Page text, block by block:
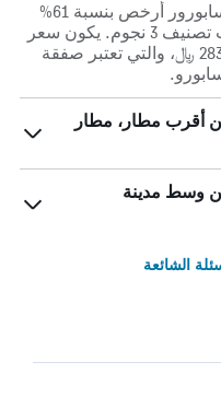
متوسط سعر الليلة في فريم هوتل سابورور أرخص بنسبة 61%
عن الوسطي في سابورو لفنادق ذات تصنيف 3 نجوم. يكون سعر
الليلة في فريم هوتل سابورور عادة 283 ﷼، والتي تعتبر صفقة
أقرب مطار، مطار
وسط مدينة
الشائعة